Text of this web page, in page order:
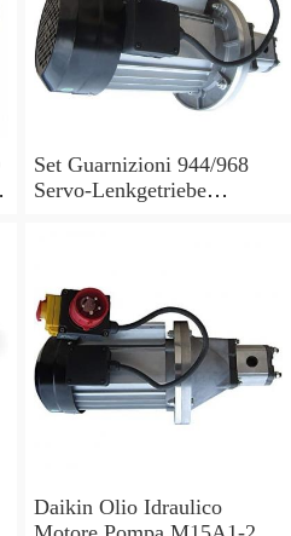
Set Guarnizioni 944/968
Servo-Lenkgetriebe
Daikin Olio Idraulico